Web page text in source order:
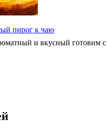
пирог к чаю
и вкусный готовим с